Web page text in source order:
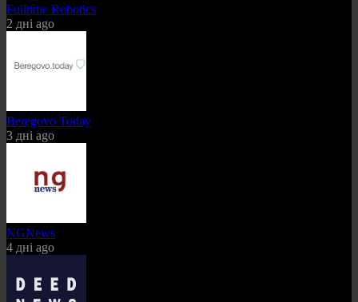
Fulltime Robotics
2 дні ago
Beregovo Today
3 дні ago
NGNews
4 дні ago